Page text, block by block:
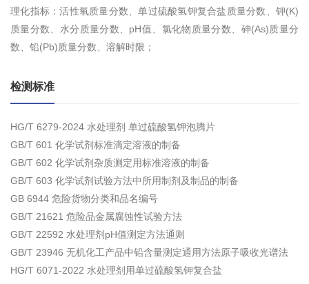
理化指标：活性氧质量分数、单过硫酸氢钾复合盐质量分数、钾(K)
质量分数、水分质量分数、pH值、氯化物质量分数、砷(As)质量分
数、铅(Pb)质量分数、溶解时限；
检测标准
HG/T 6279-2024 水处理剂 单过硫酸氢钾泡腾片
GB/T 601 化学试剂标准滴定溶液的制备
GB/T 602 化学试剂杂质测定用标准溶液的制备
GB/T 603 化学试剂试验方法中所用制剂及制品的制备
GB 6944 危险货物分类和品名编号
GB/T 21621 危险品金属腐蚀性试验方法
GB/T 22592 水处理剂pH值测定方法通则
GB/T 23946 无机化工产品中铅含量测定通用方法原子吸收光谱法
HG/T 6071-2022 水处理剂用单过硫酸氢钾复合盐